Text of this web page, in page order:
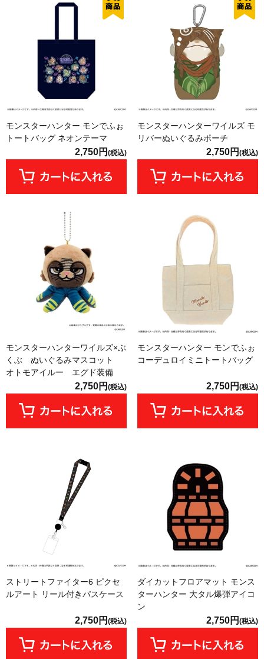
モンスターハンター モンでふぉ
トートバッグ ネオンテーマ
2,750円 (税込)
モンスターハンターワイルズ モ
リバーぬいぐるみポーチ
2,750円 (税込)
モンスターハンターワイルズ×ぶ
くぶ ぬいぐるみマスコット
オトモアイルー エグド装備
2,750円 (税込)
モンスターハンター モンでふぉ
コーデュロイミニトートバッグ
2,750円 (税込)
ストリートファイター6 ピクセ
ルアート リール付きパスケース
2,750円 (税込)
ダイカットフロアマット モンス
ターハンター 大タル爆弾アイコ
ン
2,750円 (税込)